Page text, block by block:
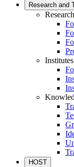
Research and
Institutes
HOST